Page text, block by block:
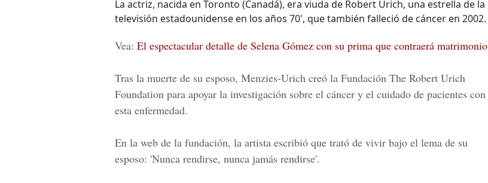
La actriz, nacida en Toronto (Canadá), era viuda de Robert Urich, una estrella de la
televisión estadounidense en los años 70', que también falleció de cáncer en 2002.
Vea: El espectacular detalle de Selena Gómez con su prima que contraerá matrimonio
Tras la muerte de su esposo, Menzies-Urich creó la Fundación The Robert Urich
Foundation para apoyar la investigación sobre el cáncer y el cuidado de pacientes con
esta enfermedad.
En la web de la fundación, la artista escribió que trató de vivir bajo el lema de su
esposo: 'Nunca rendirse, nunca jamás rendirse'.